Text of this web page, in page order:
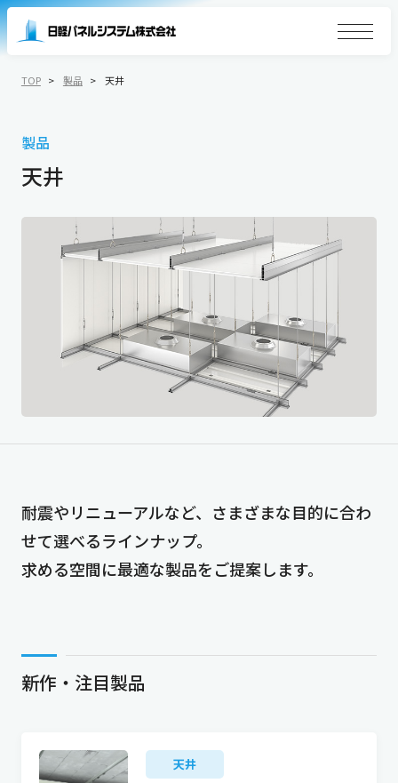
TOP 製品 天井
製品
天井
耐震やリニューアルなど、さまざまな目的に合わ
せて選べるラインナップ。
求める空間に最適な製品をご提案します。
新作・注目製品
天井